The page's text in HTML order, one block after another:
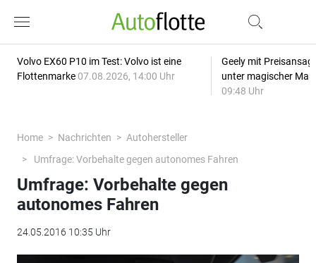
Volvo EX60 P10 im Test: Volvo ist eine
Flottenmarke 07.08.2026, 14:00 Uhr
Geely mit
unter magischer
09:48 Uhr
Home Nachrichten
Autohersteller
Umfrage: Vorbehalte gegen autonomes Fahren
Umfrage: Vorbehalte gegen
autonomes Fahren
24.05.2016 10:35 Uhr